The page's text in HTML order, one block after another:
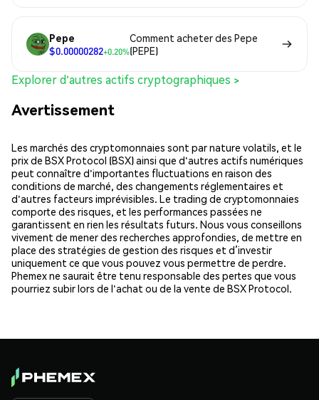
Pepe
$0.00000282+0.20%
Comment acheter des Pepe
(PEPE)
Explorer d'autres actifs cryptographiques >
Avertissement
Les marchés des cryptomonnaies sont par nature volatils, et le
prix de BSX Protocol (BSX) ainsi que d'autres actifs numériques
peut connaître d'importantes fluctuations en raison des
conditions de marché, des changements réglementaires et
d'autres facteurs imprévisibles. Le trading de cryptomonnaies
comporte des risques, et les performances passées ne
garantissent en rien les résultats futurs. Nous vous conseillons
vivement de mener des recherches approfondies, de mettre en
place des stratégies de gestion des risques et d’investir
uniquement ce que vous pouvez vous permettre de perdre.
Phemex ne saurait être tenu responsable des pertes que vous
pourriez subir lors de l'achat ou de la vente de BSX Protocol.